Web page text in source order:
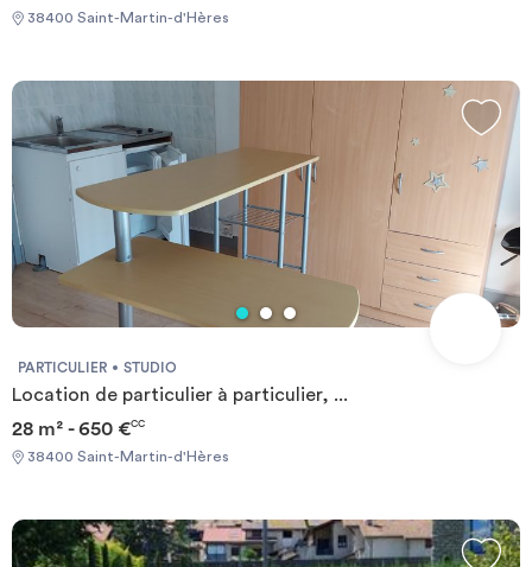
38400 Saint-Martin-d'Hères
PARTICULIER STUDIO
Location de particulier à particulier, ...
28 m² - 650 €CC
38400 Saint-Martin-d'Hères